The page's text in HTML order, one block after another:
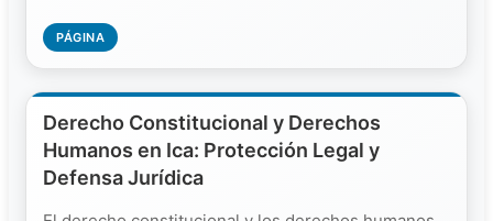
PÁGINA
Derecho Constitucional y Derechos
Humanos en Ica: Protección Legal y
Defensa Jurídica